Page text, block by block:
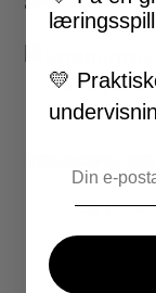
1
59kr inkl.
LEGG I
💛